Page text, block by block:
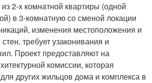
2-х комнатной квартиры (одной
в 3-комнатную со сменой локации
изменения местоположения и
требует узаконивания и
Проект предоставляют на
комиссии, которая
других жильцов дома и комплекса в